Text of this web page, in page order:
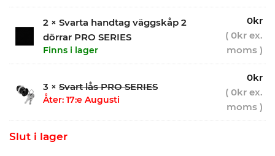
2 × Svarta handtag väggskåp 2
dörrar PRO SERIES
Finns i lager
0kr
( 0kr ex.
moms )
3 × Svart lås PRO SERIES
Åter: 17:e Augusti
0kr
( 0kr ex.
moms )
Slut i lager